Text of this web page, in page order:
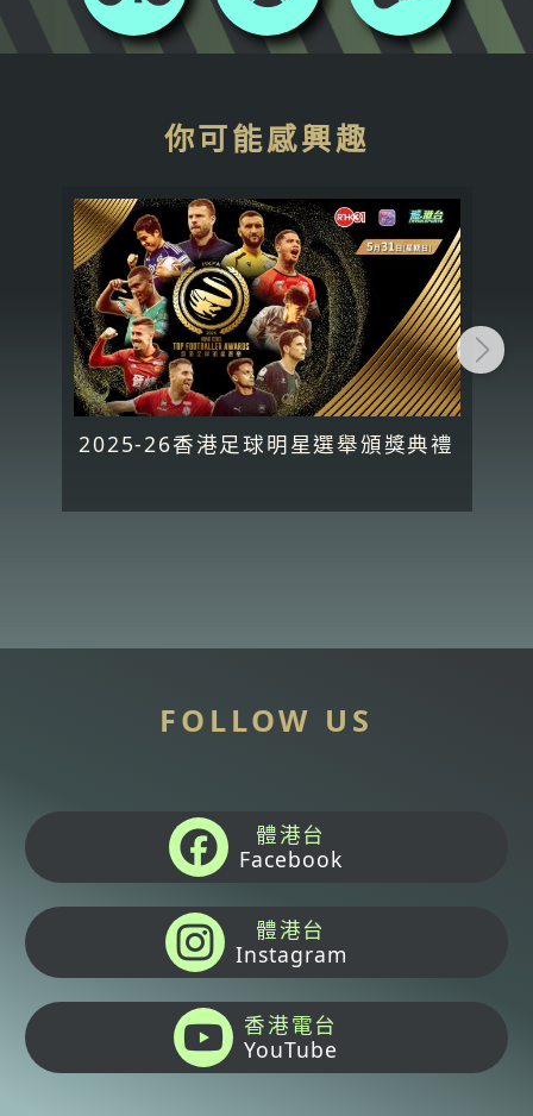
你可能感興趣
2025-26香港足球明星選舉頒獎典禮
FOLLOW US
體港台
Facebook
體港台
Instagram
香港電台
YouTube